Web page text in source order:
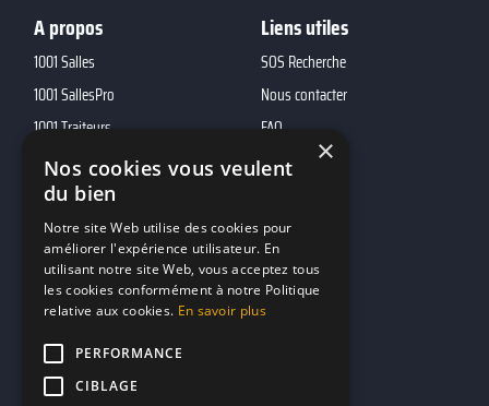
A propos
1001 Salles
1001 SallesPro
1001 Traiteurs
1001 DJ
10h01
MP2
Liens utiles
SOS Recherche
Nous contacter
FAQ
Contacts
marketing@reserverunbar.fr
11 rue Maurice Grandcoing
94200 Ivry-sur-Seine
×
Nos cookies vous veulent
du bien
Notre site Web utilise des cookies pour
améliorer l'expérience utilisateur. En
utilisant notre site Web, vous acceptez tous
les cookies conformément à notre Politique
relative aux cookies. En savoir plus
PERFORMANCE
CIBLAGE